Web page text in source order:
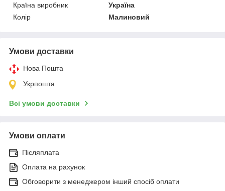
Країна виробник
Україна
Колір
Малиновий
Умови доставки
Нова Пошта
Укрпошта
Всі умови доставки
Умови оплати
Післяплата
Оплата на рахунок
Обговорити з менеджером інший спосіб оплати